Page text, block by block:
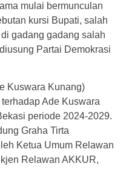
mulai bermunculan
kursi Bupati, salah
gadang gadang salah
Partai Demokrasi
Kuswara Kunang)
Ade Kuswara
periode 2024-2029.
Graha Tirta
Ketua Umum Relawan
Relawan AKKUR,